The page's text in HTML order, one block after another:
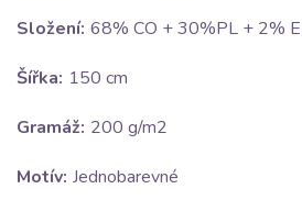
Složení: 68% CO + 30%PL + 2%
Šířka: 150 cm
Gramáž: 200 g/m2
Motív: Jednobarevné